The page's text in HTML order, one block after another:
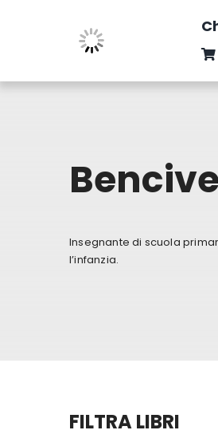
Insegnante di scuola
l’infanzia.
FILTRA LIBRI